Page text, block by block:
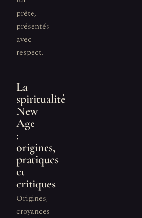
prête,
présentés
avec
respect.
La
spiritualité
New
Age
:
origines,
pratiques
et
critiques
Origines,
croyances